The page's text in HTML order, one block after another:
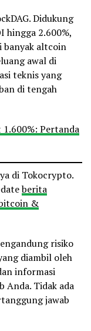
Didukung
hingga 2.600%,
banyak altcoin
awal di
teknis yang
di tengah
Pertanda
di Tokocrypto.
berita
&
risiko
diambil oleh
informasi
Anda. Tidak ada
jawab